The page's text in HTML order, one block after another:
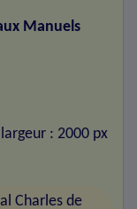
Manuels
: 2000 px
Charles de